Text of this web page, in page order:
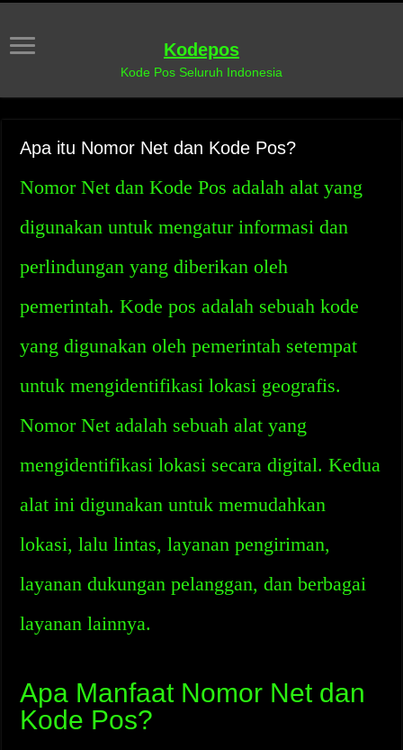
Kodepos
Kode Pos Seluruh Indonesia
Apa itu Nomor Net dan Kode Pos?
Nomor Net dan Kode Pos adalah alat yang
digunakan untuk mengatur informasi dan
perlindungan yang diberikan oleh
pemerintah. Kode pos adalah sebuah kode
yang digunakan oleh pemerintah setempat
untuk mengidentifikasi lokasi geografis.
Nomor Net adalah sebuah alat yang
mengidentifikasi lokasi secara digital. Kedua
alat ini digunakan untuk memudahkan
lokasi, lalu lintas, layanan pengiriman,
layanan dukungan pelanggan, dan berbagai
layanan lainnya.
Apa Manfaat Nomor Net dan
Kode Pos?